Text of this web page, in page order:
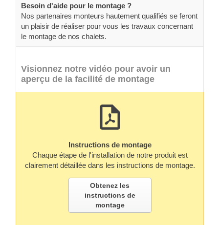
Besoin d'aide pour le montage ?
Nos partenaires monteurs hautement qualifiés se feront
un plaisir de réaliser pour vous les travaux concernant
le montage de nos chalets.
Visionnez notre vidéo pour avoir un
aperçu de la facilité de montage
Instructions de montage
Chaque étape de l'installation de notre produit est
clairement détaillée dans les instructions de montage.
Obtenez les
instructions de
montage